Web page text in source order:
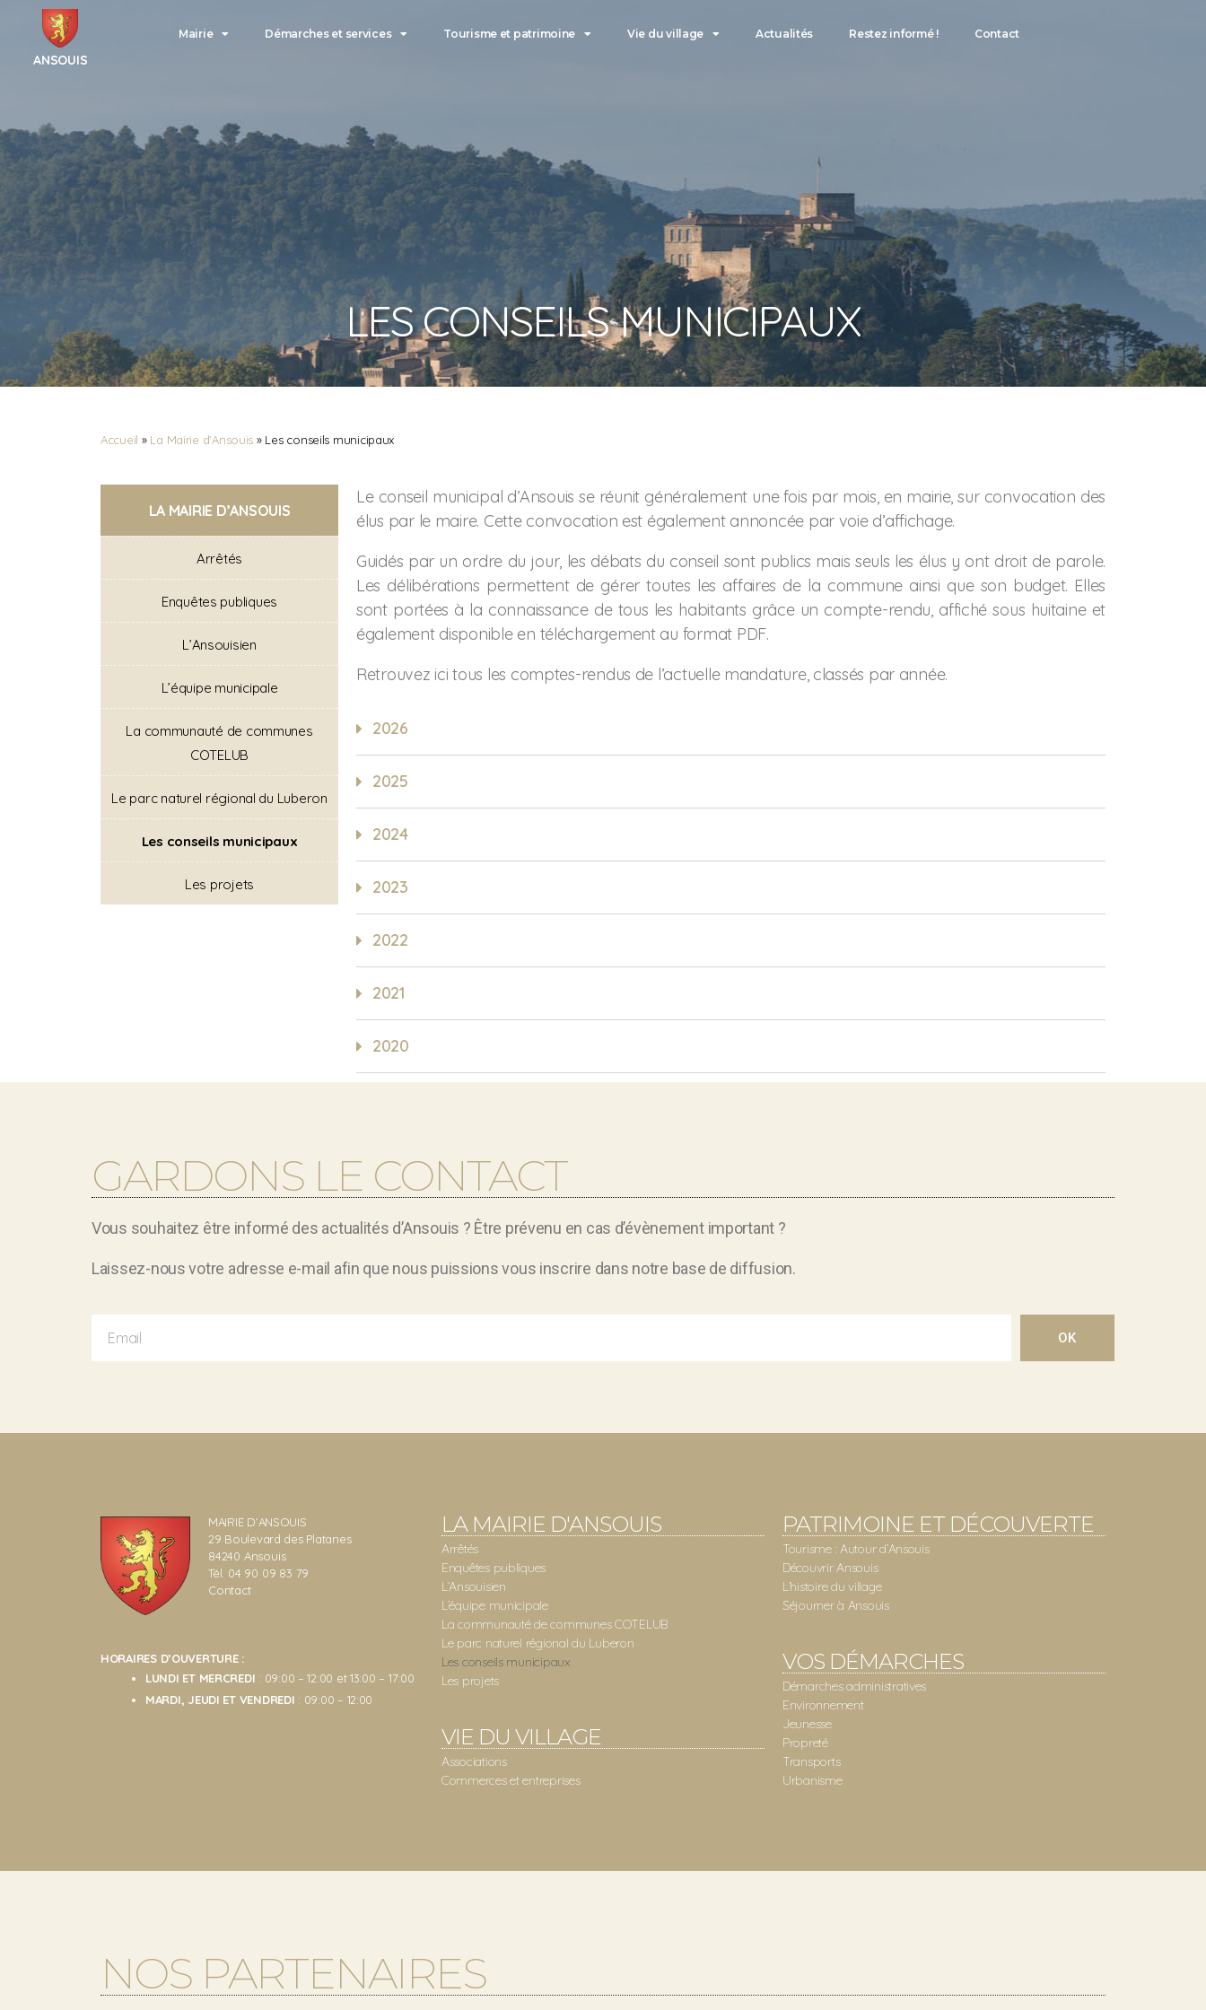
ANSOUIS
Mairie Démarches et services Tourisme et patrimoine Vie du village Actualités Restez informé ! Contact
LES CONSEILS MUNICIPAUX
Accueil » La Mairie d’Ansouis » Les conseils municipaux
LA MAIRIE D’ANSOUIS
Arrêtés
Enquêtes publiques
L’Ansouisien
L’équipe municipale
La communauté de communes
COTELUB
Le parc naturel régional du Luberon
Les conseils municipaux
Les projets
Le conseil municipal d’Ansouis se réunit généralement une fois par mois, en mairie, sur convocation des
élus par le maire. Cette convocation est également annoncée par voie d’affichage.
Guidés par un ordre du jour, les débats du conseil sont publics mais seuls les élus y ont droit de parole.
Les délibérations permettent de gérer toutes les affaires de la commune ainsi que son budget. Elles
sont portées à la connaissance de tous les habitants grâce un compte-rendu, affiché sous huitaine et
également disponible en téléchargement au format PDF.
Retrouvez ici tous les comptes-rendus de l’actuelle mandature, classés par année.
2026
2025
2024
2023
2022
2021
2020
GARDONS LE CONTACT
Vous souhaitez être informé des actualités d’Ansouis ? Être prévenu en cas d’évènement important ?
Laissez-nous votre adresse e-mail afin que nous puissions vous inscrire dans notre base de diffusion.
OK
MAIRIE D’ANSOUIS
29 Boulevard des Platanes
84240 Ansouis
Tél. 04 90 09 83 79
Contact
HORAIRES D’OUVERTURE :
LUNDI ET MERCREDI : 09:00 – 12:00 et 13:00 – 17:00
MARDI, JEUDI ET VENDREDI : 09:00 – 12:00
LA MAIRIE D'ANSOUIS
Arrêtés
Enquêtes publiques
L’Ansouisien
L’équipe municipale
La communauté de communes COTELUB
Le parc naturel régional du Luberon
Les conseils municipaux
Les projets
VIE DU VILLAGE
Associations
Commerces et entreprises
PATRIMOINE ET DÉCOUVERTE
Tourisme : Autour d’Ansouis
Découvrir Ansouis
L’histoire du village
Séjourner à Ansouis
VOS DÉMARCHES
Démarches administratives
Environnement
Jeunesse
Propreté
Transports
Urbanisme
NOS PARTENAIRES